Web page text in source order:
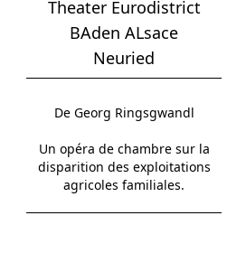
Theater Eurodistrict
BAden ALsace
Neuried
De Georg Ringsgwandl
Un opéra de chambre sur la
disparition des exploitations
agricoles familiales.